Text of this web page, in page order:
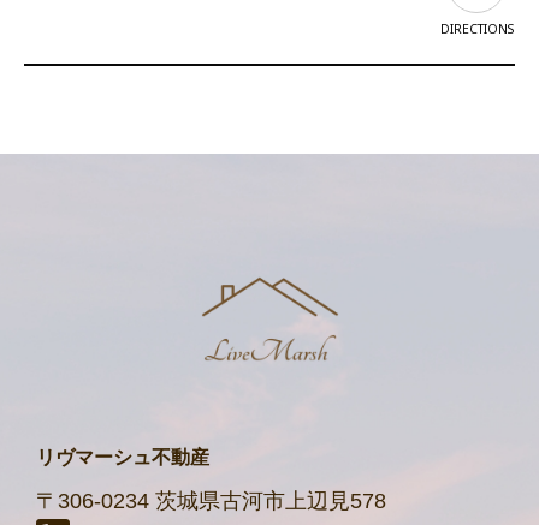
DIRECTIONS
リヴマーシュ不動産
〒306-0234 茨城県古河市上辺見578